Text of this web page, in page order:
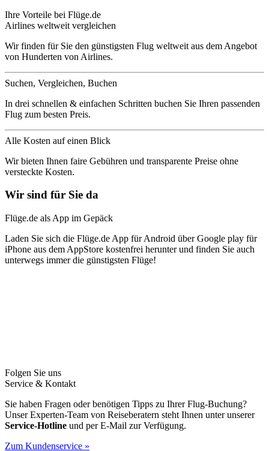
Ihre Vorteile bei Flüge.de
Airlines weltweit vergleichen
Wir finden für Sie den günstigsten Flug weltweit aus dem Angebot
von Hunderten von Airlines.
Suchen, Vergleichen, Buchen
In drei schnellen & einfachen Schritten buchen Sie Ihren passenden
Flug zum besten Preis.
Alle Kosten auf einen Blick
Wir bieten Ihnen faire Gebühren und transparente Preise ohne
versteckte Kosten.
Wir sind für Sie da
Flüge.de als App im Gepäck
Laden Sie sich die Flüge.de App für Android über Google play für
iPhone aus dem AppStore kostenfrei herunter und finden Sie auch
unterwegs immer die günstigsten Flüge!
Folgen Sie uns
Service & Kontakt
Sie haben Fragen oder benötigen Tipps zu Ihrer Flug-Buchung?
Unser Experten-Team von Reiseberatern steht Ihnen unter unserer
Service-Hotline und per E-Mail zur Verfügung.
Zum Kundenservice »